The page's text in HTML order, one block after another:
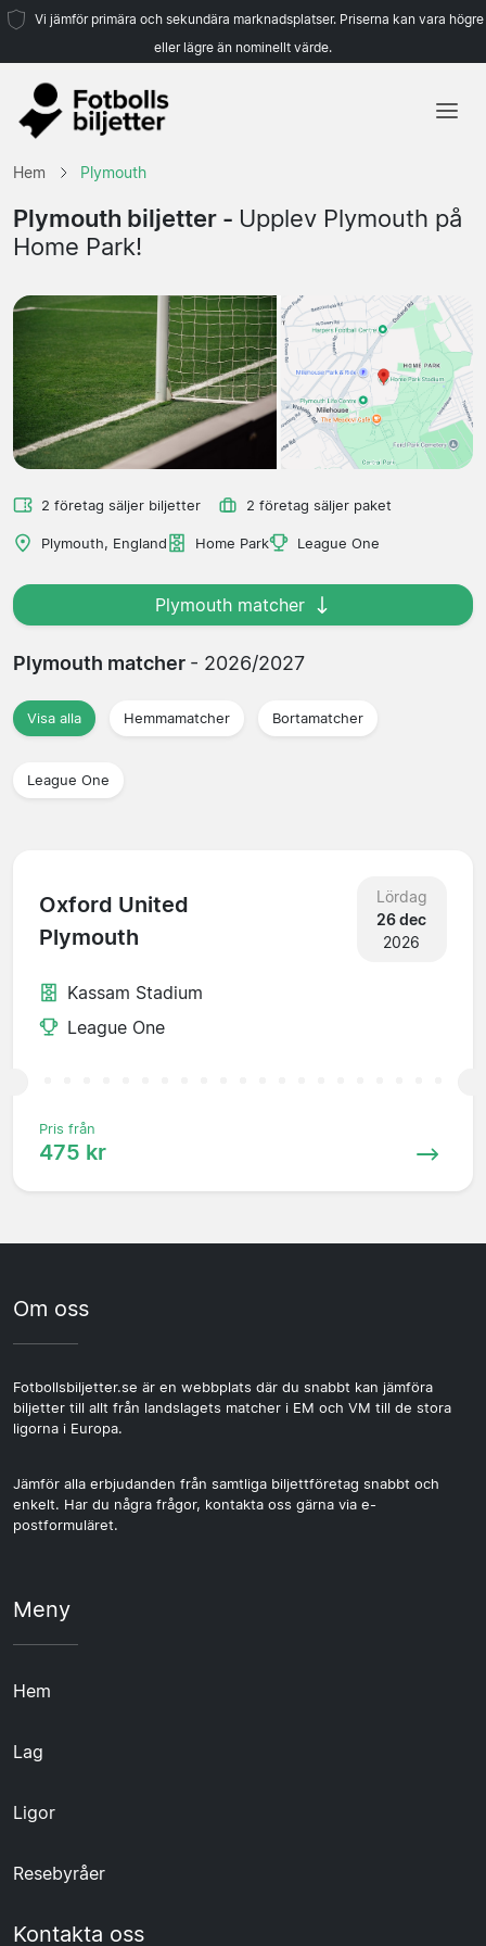
Vi jämför primära och sekundära marknadsplatser. Priserna kan vara högre
eller lägre än nominellt värde.
Lag
Hem Plymouth
Plymouth biljetter - Upplev Plymouth på
Home Park!
2 företag säljer biljetter 2 företag säljer paket
Plymouth, England Home Park League One
Plymouth matcher
Plymouth matcher - 2026/2027
Visa alla Hemmamatcher Bortamatcher
League One
Oxford United
Plymouth
Lördag
26 dec
2026
Kassam Stadium
League One
Pris från
475 kr
Om oss
Fotbollsbiljetter.se är en webbplats där du snabbt kan jämföra
biljetter till allt från landslagets matcher i EM och VM till de stora
ligorna i Europa.
Jämför alla erbjudanden från samtliga biljettföretag snabbt och
enkelt. Har du några frågor, kontakta oss gärna via e-
postformuläret.
Meny
Hem
Lag
Ligor
Resebyråer
Kontakta oss